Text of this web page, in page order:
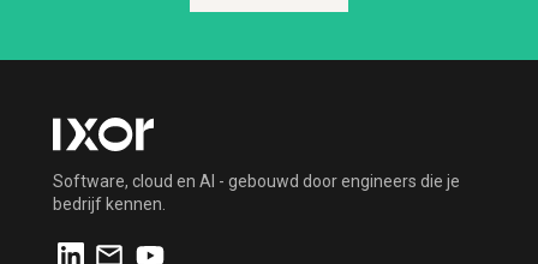
Software, cloud en AI - gebouwd door engineers die je
bedrijf kennen.